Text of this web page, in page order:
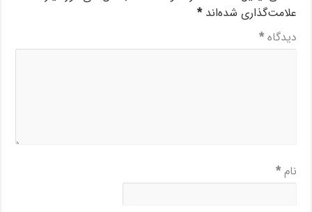
علامت‌گذاری شده‌اند*
دیدگاه*
نام*